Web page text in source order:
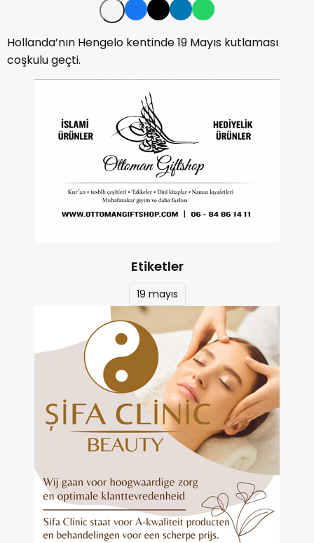
Hollanda’nın Hengelo kentinde 19 Mayıs kutlaması
coşkulu geçti.
Etiketler
19 mayıs